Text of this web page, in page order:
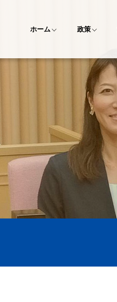
ホーム 政策